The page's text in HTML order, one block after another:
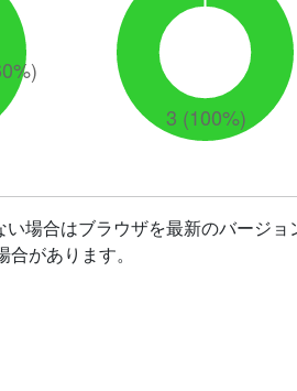
場合はブラウザを最新のバージ
があります。